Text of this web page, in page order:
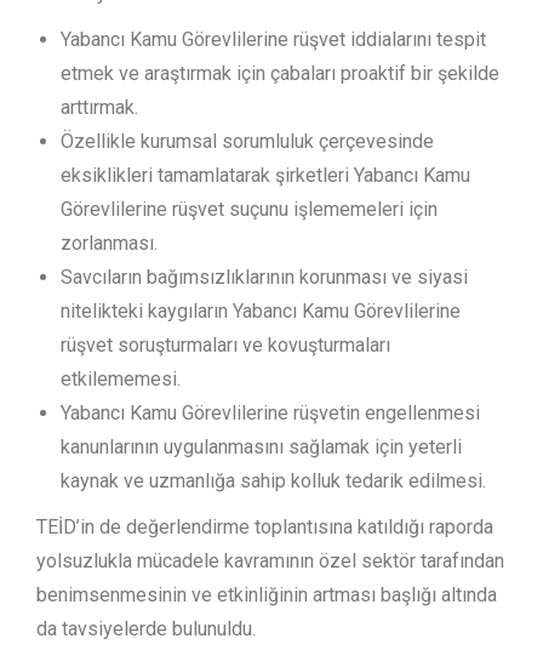
Yabancı Kamu Görevlilerine rüşvet iddialarını tespit
etmek ve araştırmak için çabaları proaktif bir şekilde
arttırmak.
Özellikle kurumsal sorumluluk çerçevesinde
eksiklikleri tamamlatarak şirketleri Yabancı Kamu
Görevlilerine rüşvet suçunu işlememeleri için
zorlanması.
Savcıların bağımsızlıklarının korunması ve siyasi
nitelikteki kaygıların Yabancı Kamu Görevlilerine
rüşvet soruşturmaları ve kovuşturmaları
etkilememesi.
Yabancı Kamu Görevlilerine rüşvetin engellenmesi
kanunlarının uygulanmasını sağlamak için yeterli
kaynak ve uzmanlığa sahip kolluk tedarik edilmesi.
TEİD’in de değerlendirme toplantısına katıldığı raporda
yolsuzlukla mücadele kavramının özel sektör tarafından
benimsenmesinin ve etkinliğinin artması başlığı altında
da tavsiyelerde bulunuldu.